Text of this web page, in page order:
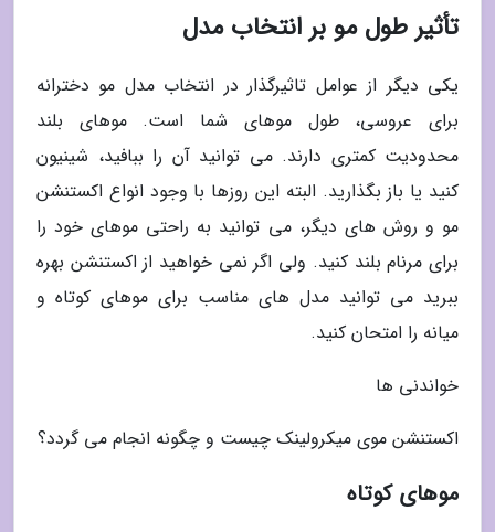
تأثیر طول مو بر انتخاب مدل
یکی دیگر از عوامل تاثیرگذار در انتخاب مدل مو دخترانه
برای عروسی، طول موهای شما است. موهای بلند
محدودیت کمتری دارند. می توانید آن را ببافید، شینیون
کنید یا باز بگذارید. البته این روزها با وجود انواع اکستنشن
مو و روش های دیگر، می توانید به راحتی موهای خود را
برای مرنام بلند کنید. ولی اگر نمی خواهید از اکستنشن بهره
ببرید می توانید مدل های مناسب برای موهای کوتاه و
میانه را امتحان کنید.
خواندنی ها
اکستنشن موی میکرولینک چیست و چگونه انجام می گردد؟
موهای کوتاه